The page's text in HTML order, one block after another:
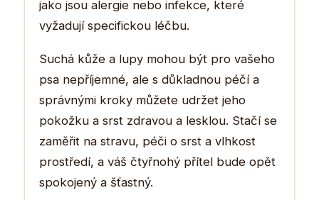
jako jsou alergie nebo infekce, které
vyžadují specifickou léčbu.
Suchá kůže a lupy mohou být pro vašeho
psa nepříjemné, ale s důkladnou péčí a
správnými kroky můžete udržet jeho
pokožku a srst zdravou a lesklou. Stačí se
zaměřit na stravu, péči o srst a vlhkost
prostředí, a váš čtyřnohý přítel bude opět
spokojený a šťastný.